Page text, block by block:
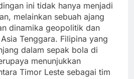
ini tidak hanya menjadi
melainkan sebuah ajang
dinamika geopolitik dan
Tenggara. Filipina yang
dalam sepak bola di
menunjukkan
Timor Leste sebagai tim